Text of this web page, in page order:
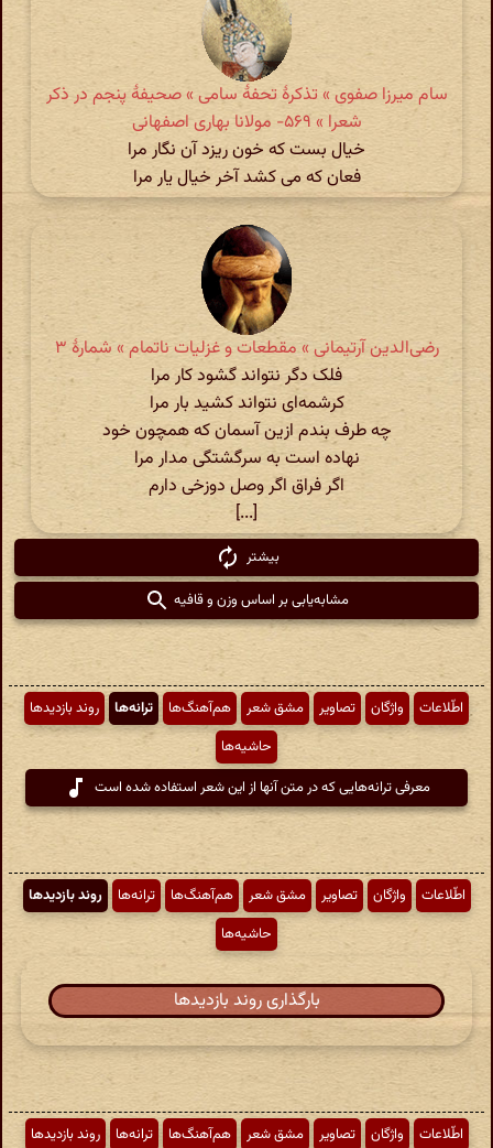
سام میرزا صفوی » تذکرهٔ تحفهٔ سامی » صحیفهٔ پنجم در ذکر
شعرا » ۵۶۹- مولانا بهاری اصفهانی
خیال بست که خون ریزد آن نگار مرا
فعان که می کشد آخر خیال یار مرا
رضی‌الدین آرتیمانی » مقطعات و غزلیات ناتمام » شمارهٔ ۳
فلک دگر نتواند گشود کار مرا
کرشمه‌ای نتواند کشید بار مرا
چه طرف بندم ازین آسمان که همچون خود
نهاده است به سرگشتگی مدار مرا
اگر فراق اگر وصل دوزخی دارم
[...]
بیشتر
مشابه‌یابی بر اساس وزن و قافیه
اطّلاعات واژگان تصاویر مشق شعر هم‌آهنگ‌ها ترانه‌ها
روند بازدیدها
حاشیه‌ها
معرفی ترانه‌هایی که در متن آنها از این شعر استفاده شده است
اطّلاعات واژگان تصاویر مشق شعر هم‌آهنگ‌ها ترانه‌ها
روند بازدیدها
حاشیه‌ها
بارگذاری روند بازدیدها
اطّلاعات واژگان تصاویر مشق شعر هم‌آهنگ‌ها ترانه‌ها
روند بازدیدها